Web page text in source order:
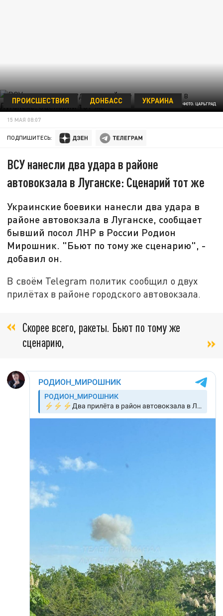
ФОТО: ЦАРЬГРАД
ПРОИСШЕСТВИЯ ДОНБАСС УКРАИНА
15 МАЯ 08:07
ПОДПИШИТЕСЬ:
ВСУ нанесли два удара в районе
автовокзала в Луганске: Сценарий тот же
Украинские боевики нанесли два удара в
районе автовокзала в Луганске, сообщает
бывший посол ЛНР в России Родион
Мирошник. "Бьют по тому же сценарию", -
добавил он.
В своём Telegram политик сообщил о двух
прилётах в районе городского автовокзала.
Скорее всего, ракеты. Бьют по тому же
сценарию,